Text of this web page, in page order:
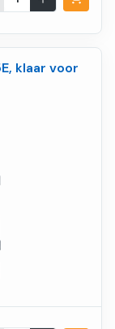
klaar voor